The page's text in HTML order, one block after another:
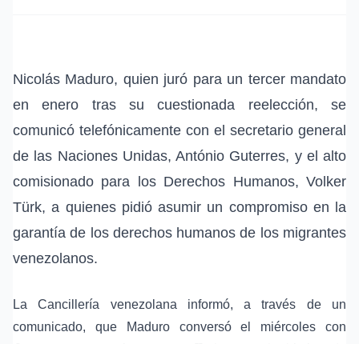
Nicolás Maduro, quien juró para un tercer mandato
en enero tras su cuestionada reelección, se
comunicó telefónicamente con el secretario general
de las Naciones Unidas, António Guterres, y el alto
comisionado para los Derechos Humanos, Volker
Türk, a quienes pidió asumir un compromiso en la
garantía de los derechos humanos de los migrantes
venezolanos.
La Cancillería venezolana informó, a través de un
comunicado, que Maduro conversó el miércoles con